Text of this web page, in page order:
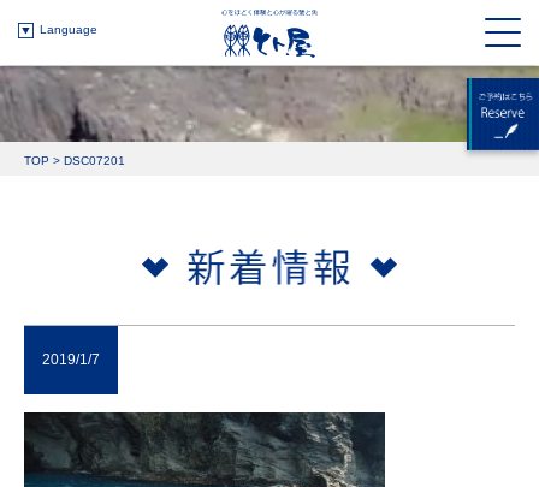
Language
TOP > DSC07201
2019/1/7